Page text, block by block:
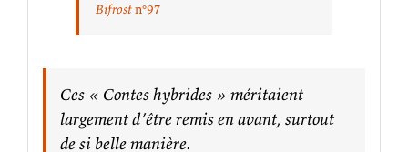
Bifrostn°97
Ces « Contes hybrides » méritaient
largement d’être remis en avant, surtout
de si belle manière.